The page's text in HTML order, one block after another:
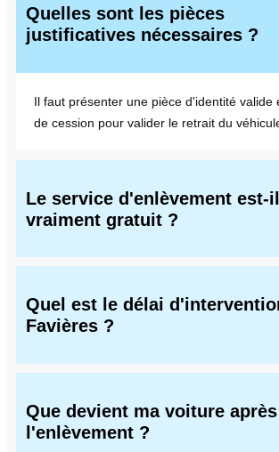
Quelles sont les pièces
justificatives nécessaires ?
Il faut présenter une pièce d'identité valide
de cession pour valider le retrait du
Le service d'enlèvement est-il
vraiment gratuit ?
Quel est le délai
Favières ?
Que devient ma voiture après
l'enlèvement ?